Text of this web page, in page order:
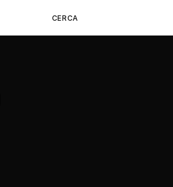
CERCA